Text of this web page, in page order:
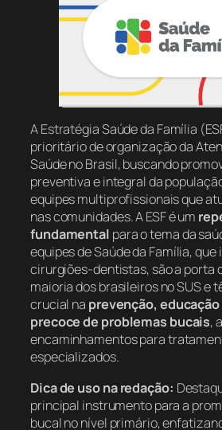
A Estratégia Saúde da Família
prioritário de organização da
Saúde no Brasil, buscando
preventiva e integral da
equipes multiprofissionais que
nas comunidades. A ESF é um
fundamental para o tema da
equipes de Saúde da Família, que
cirurgiões-dentistas, são a porta
maioria dos brasileiros no SUS e
crucial na prevenção,
precoce de problemas bucais,
encaminhamentos para
especializados.
Dica de uso na redação:
principal instrumento para a
bucal no nível primário,